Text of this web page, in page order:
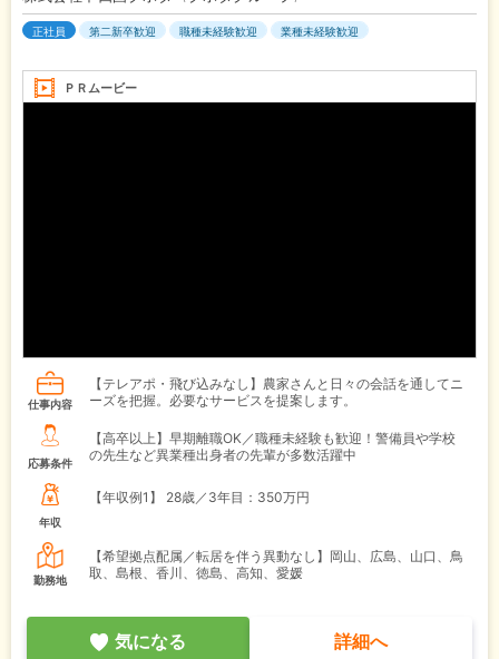
正社員 第二新卒歓迎 職種未経験歓迎 業種未経験歓迎
ＰＲムービー
仕事内容
【テレアポ・飛び込みなし】農家さんと日々の会話を通してニ
ーズを把握。必要なサービスを提案します。
応募条件
【高卒以上】早期離職OK／職種未経験も歓迎！警備員や学校
の先生など異業種出身者の先輩が多数活躍中
年収
【年収例1】 28歳／3年目：350万円
勤務地
【希望拠点配属／転居を伴う異動なし】岡山、広島、山口、鳥
取、島根、香川、徳島、高知、愛媛
気になる 詳細へ